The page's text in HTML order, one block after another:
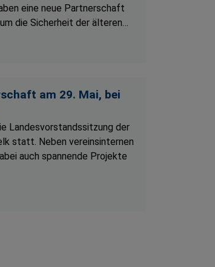
eine neue Partnerschaft
die Sicherheit der älteren…
am 29. Mai, bei
Landesvorstandssitzung der
statt. Neben vereinsinternen
auch spannende Projekte